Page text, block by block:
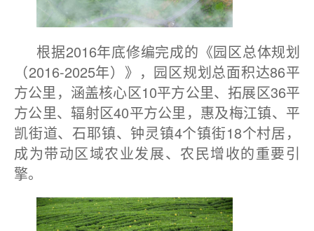
根据2016年底修编完成的《园区总体规划
（2016-2025年）》，园区规划总面积达86平
方公里，涵盖核心区10平方公里、拓展区36平
方公里、辐射区40平方公里，惠及梅江镇、平
凯街道、石耶镇、钟灵镇4个镇街18个村居，
成为带动区域农业发展、农民增收的重要引
擎。